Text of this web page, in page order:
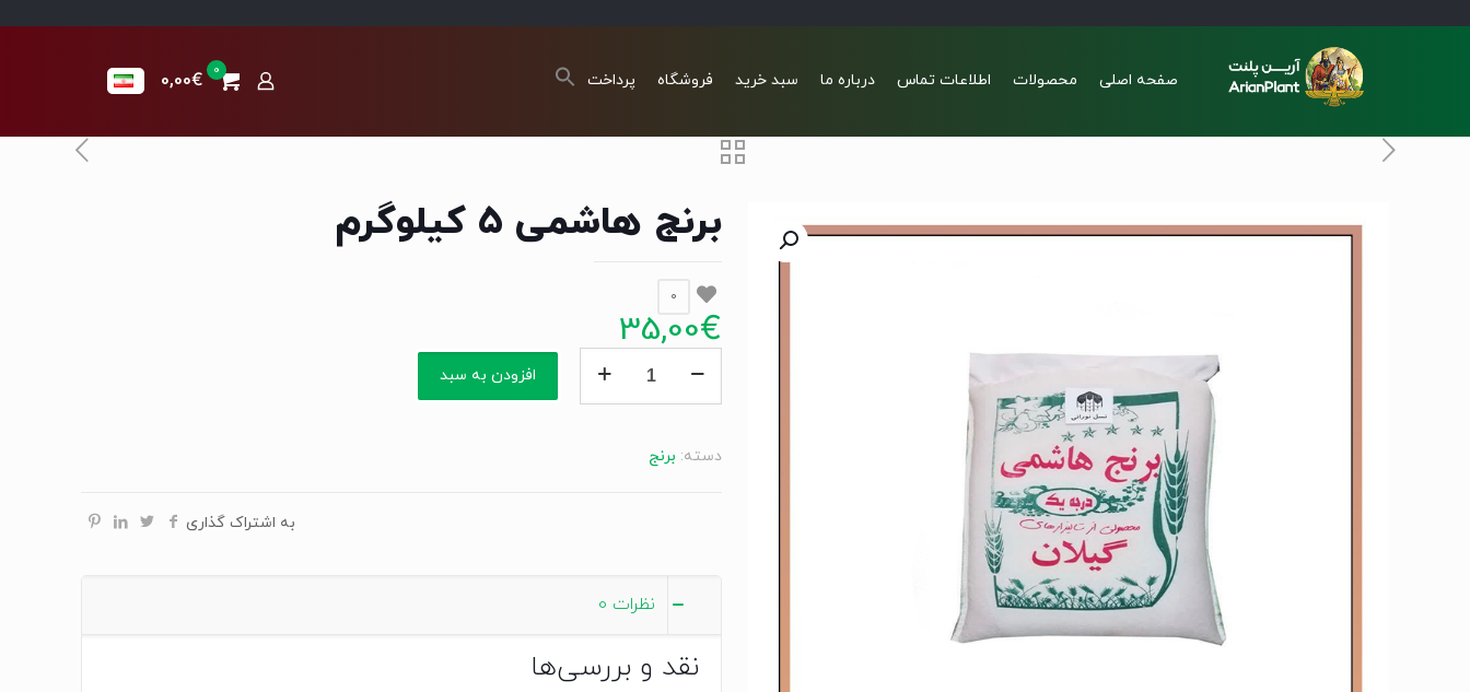
صفحه اصلی محصولات اطلاعات تماس درباره ما سبد خرید فروشگاه پرداخت 0
0,00€
برنج هاشمی 5 کیلوگرم
0
35,00€
افزودن به سبد
دسته: برنج
به اشتراک گذاری
نظرات 0
نقد و بررسی‌ها